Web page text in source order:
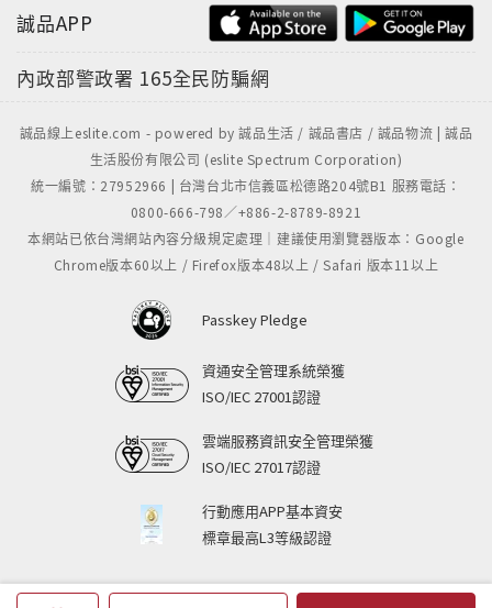
誠品APP
內政部警政署 165全民防騙網
誠品線上eslite.com - powered by 誠品生活 / 誠品書店 / 誠品物流 | 誠品
生活股份有限公司 (eslite Spectrum Corporation)
統一編號：27952966 | 台灣台北市信義區松德路204號B1 服務電話：
0800-666-798／+886-2-8789-8921
本網站已依台灣網站內容分級規定處理｜建議使用瀏覽器版本：Google
Chrome版本60以上 / Firefox版本48以上 / Safari 版本11以上
Passkey Pledge
資通安全管理系統榮獲
ISO/IEC 27001認證
雲端服務資訊安全管理榮獲
ISO/IEC 27017認證
行動應用APP基本資安
標章最高L3等級認證